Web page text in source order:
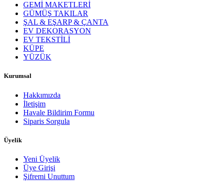
GEMİ MAKETLERİ
GÜMÜŞ TAKILAR
ŞAL & EŞARP & ÇANTA
EV DEKORASYON
EV TEKSTİLİ
KÜPE
YÜZÜK
Kurumsal
Hakkımızda
İletişim
Havale Bildirim Formu
Siparis Sorgula
Üyelik
Yeni Üyelik
Üye Girişi
Şifremi Unuttum